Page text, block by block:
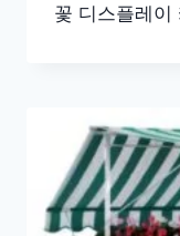
꽃 디스플레이